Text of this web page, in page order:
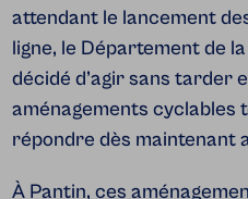
attendant le lancement
ligne, le Département de
décidé d’agir sans tarder
aménagements cyclables
répondre dès maintenant
À Pantin, ces